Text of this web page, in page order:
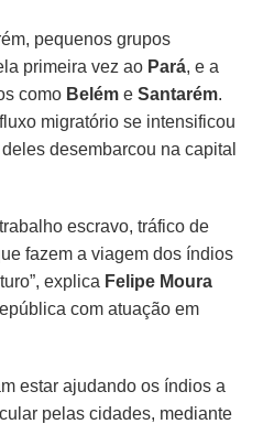
pequenos grupos
primeira vez ao Pará, e a
como Belém eSantarém.
migratório se intensificou
desembarcou na capital
escravo, tráfico de
fazem a viagem dos índios
explica Felipe Moura
com atuação em
estar ajudando os índios a
pelas cidades, mediante